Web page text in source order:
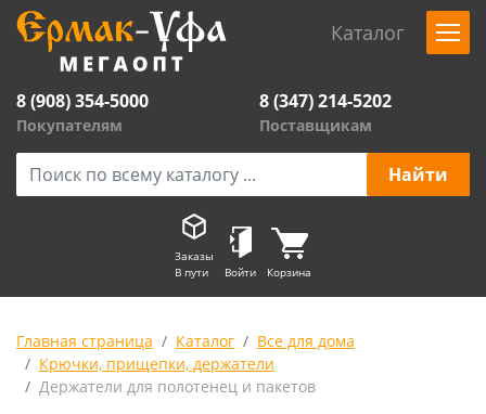
Каталог
8 (908) 354-5000
Покупателям
8 (347) 214-5202
Поставщикам
Заказы
В пути
Войти Корзина
Главная страница Каталог
Все для дома
Крючки, прищепки, держатели
Держатели для полотенец и пакетов